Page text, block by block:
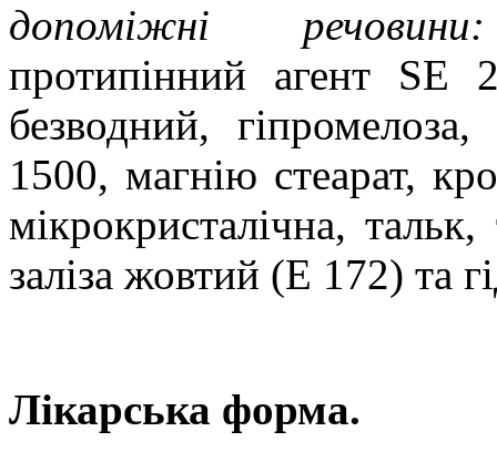
допоміжні речовини:
протипінний агент SE
безводний,
1500, магнію стеарат,
мікрокристалічна,
заліза жовтий (Е 172) та
Лікарська форма.